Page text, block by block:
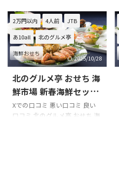
2万円以内 4人前 JTB
あ10all 北のグルメ亭
海鮮おせち
2025/10/28
北のグルメ亭 おせち 海
鮮市場 新春海鮮セット
Aの口コミをまとめてみ
ました!!!
Xでの口コミ 悪い口コミ 良い
口コミ 北のグルメ亭 おせち 海